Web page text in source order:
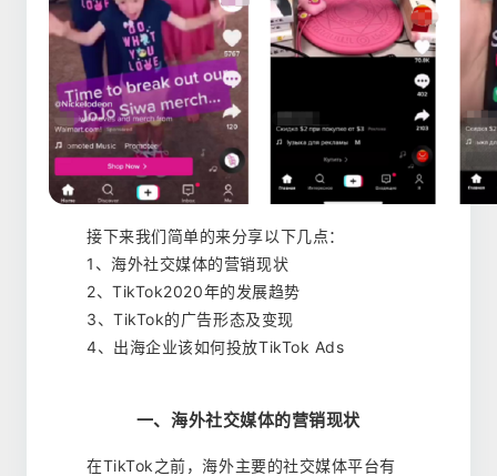
接下来我们简单的来分享以下几点：
1、海外社交媒体的营销现状
2、TikTok2020年的发展趋势
3、TikTok的广告形态及变现
4、出海企业该如何投放TikTok Ads
一、海外社交媒体的营销现状
在TikTok之前，海外主要的社交媒体平台有